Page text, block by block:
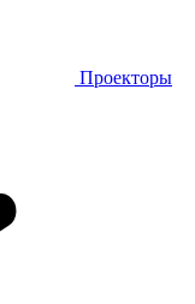
Проекторы